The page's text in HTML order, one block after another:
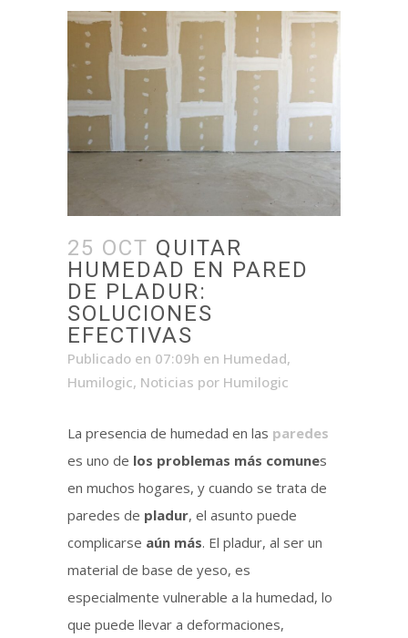
25 OCT QUITAR
HUMEDAD EN PARED
DE PLADUR:
SOLUCIONES
EFECTIVAS
Publicado en 07:09h en Humedad,
Humilogic, Noticias por Humilogic
La presencia de humedad en las paredes
es uno de los problemas más comunes
en muchos hogares, y cuando se trata de
paredes de pladur, el asunto puede
complicarse aún más. El pladur, al ser un
material de base de yeso, es
especialmente vulnerable a la humedad, lo
que puede llevar a deformaciones,